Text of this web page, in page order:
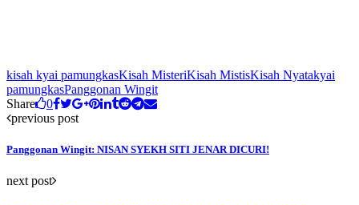
kisah kyai pamungkasKisah MisteriKisah MistisKisah Nyatakyai
pamungkasPanggonan Wingit
Share
0
previous post
Panggonan Wingit: NISAN SYEKH SITI JENAR DICURI!
next post